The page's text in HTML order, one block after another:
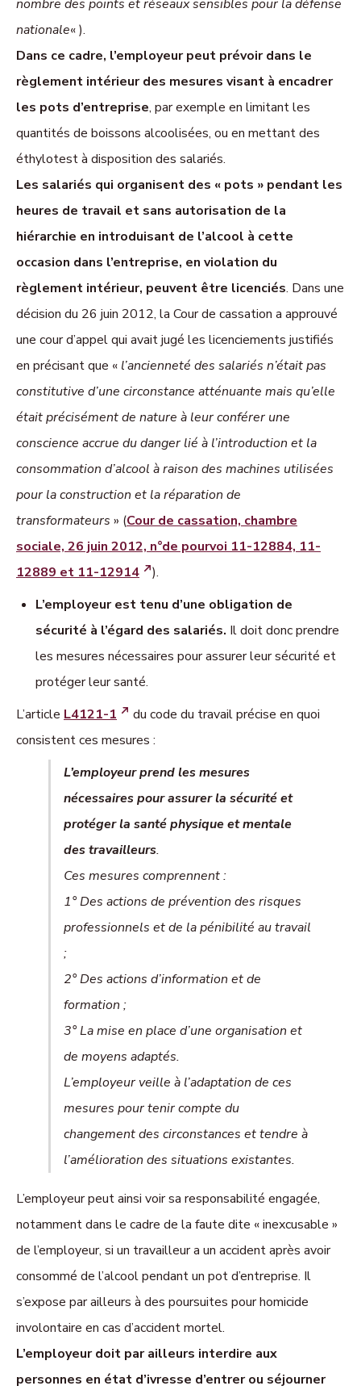
nombre des points et réseaux sensibles pour la défense
nationale« ).
Dans ce cadre, l’employeur peut prévoir dans le
règlement intérieur des mesures visant à encadrer
les pots d’entreprise, par exemple en limitant les
quantités de boissons alcoolisées, ou en mettant des
éthylotest à disposition des salariés.
Les salariés qui organisent des « pots » pendant les
heures de travail et sans autorisation de la
hiérarchie en introduisant de l’alcool à cette
occasion dans l’entreprise, en violation du
règlement intérieur, peuvent être licenciés. Dans une
décision du 26 juin 2012, la Cour de cassation a approuvé
une cour d’appel qui avait jugé les licenciements justifiés
en précisant que « l’ancienneté des salariés n’était pas
constitutive d’une circonstance atténuante mais qu’elle
était précisément de nature à leur conférer une
conscience accrue du danger lié à l’introduction et la
consommation d’alcool à raison des machines utilisées
pour la construction et la réparation de
transformateurs » (Cour de cassation, chambre
sociale, 26 juin 2012, n°de pourvoi 11-12884, 11-
12889 et 11-12914
).
L’employeur est tenu d’une obligation de
sécurité à l’égard des salariés. Il doit donc prendre
les mesures nécessaires pour assurer leur sécurité et
protéger leur santé.
L’article L4121-1
du code du travail précise en quoi
consistent ces mesures :
L’employeur prend les mesures
nécessaires pour assurer la sécurité et
protéger la santé physique et mentale
des travailleurs.
Ces mesures comprennent :
1° Des actions de prévention des risques
professionnels et de la pénibilité au travail
;
2° Des actions d’information et de
formation ;
3° La mise en place d’une organisation et
de moyens adaptés.
L’employeur veille à l’adaptation de ces
mesures pour tenir compte du
changement des circonstances et tendre à
l’amélioration des situations existantes.
L’employeur peut ainsi voir sa responsabilité engagée,
notamment dans le cadre de la faute dite « inexcusable »
de l’employeur, si un travailleur a un accident après avoir
consommé de l’alcool pendant un pot d’entreprise. Il
s’expose par ailleurs à des poursuites pour homicide
involontaire en cas d’accident mortel.
L’employeur doit par ailleurs interdire aux
personnes en état d’ivresse d’entrer ou séjourner